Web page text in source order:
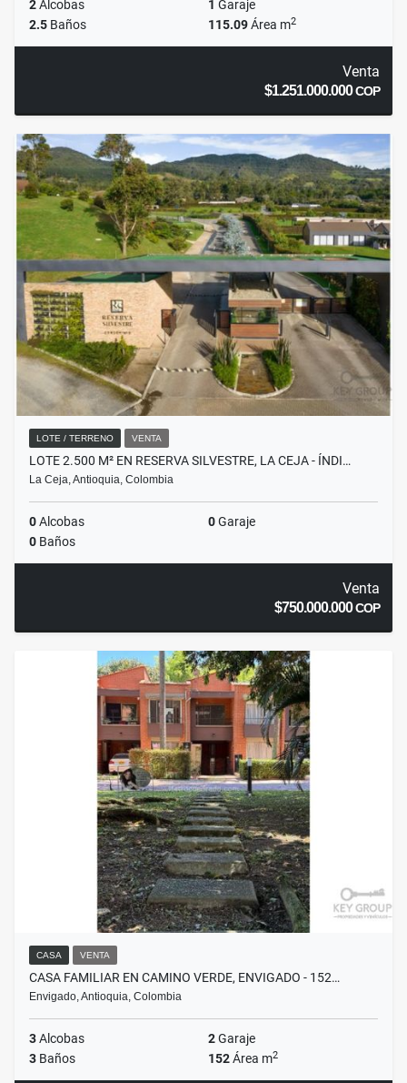
2Alcobas 1 Garaje
2.5 Baños 115.09Área m2
Venta
$1.251.000.000COP
LOTE / TERRENO VENTA
LOTE 2.500 M² EN RESERVA SILVESTRE, LA CEJA - ÍNDI…
La Ceja, Antioquia, Colombia
0Alcobas 0Garaje
0 Baños
Venta
$750.000.000COP
CASA VENTA
CASA FAMILIAR EN CAMINO VERDE, ENVIGADO - 152…
Envigado, Antioquia, Colombia
3Alcobas 2Garaje
3 Baños 152Área m2